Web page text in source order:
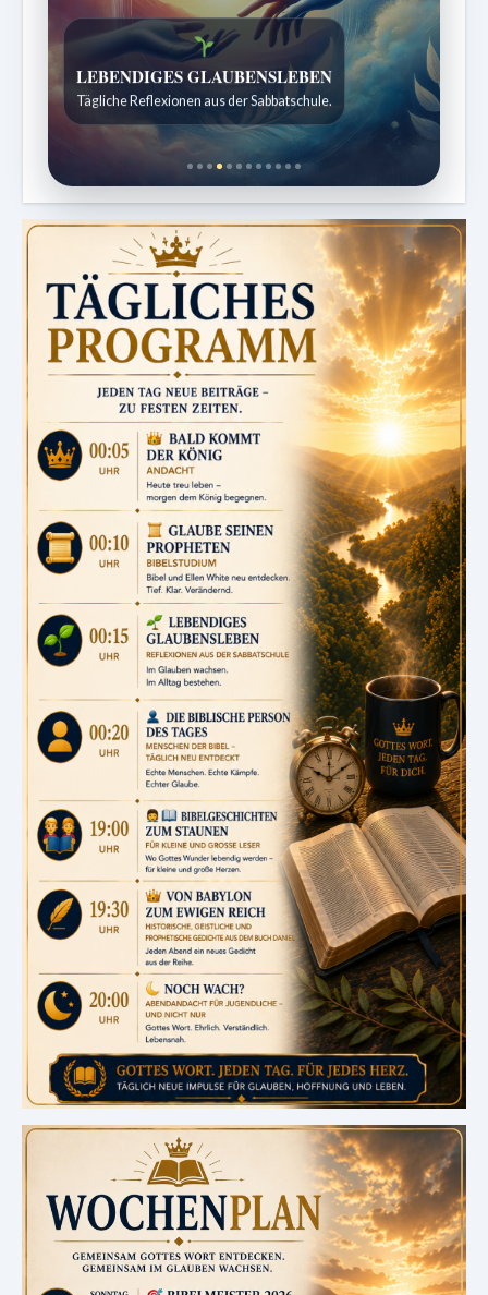
Bibelgeschichten zum Staunen
Kindergeschichten für 7 bis 12 Jahre.